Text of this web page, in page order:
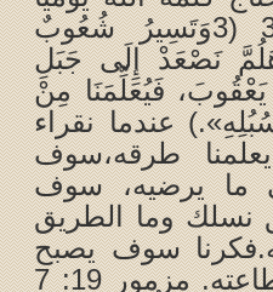
أيضا. أشعياء 2: 3 (3وَتَسِيرُ شُعُوبٌ
نَصْعَدْ إِلَى جَبَلِ
فَيُعَلِّمَنَا مِنْ
عندما نقراء
طرقه،سوف
ما يرضيه، سوف
وما الطريق
سوف يصبح
منفتح لنسمع له ولطاعته. مزمور 19: 7